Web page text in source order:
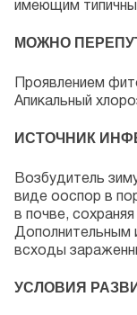
имеющим
МОЖНО
Проявлением
Апикальный
ИСТОЧНИК
Возбудитель
виде ооспор в
в почве,
Дополнительным
всходы
УСЛОВИЯ